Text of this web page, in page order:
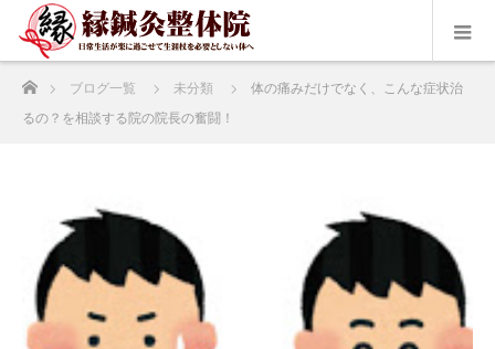
ホームブログ一覧 未分類
体の痛みだけでなく、こんな症状治
るの？を相談する院の院長の奮闘！